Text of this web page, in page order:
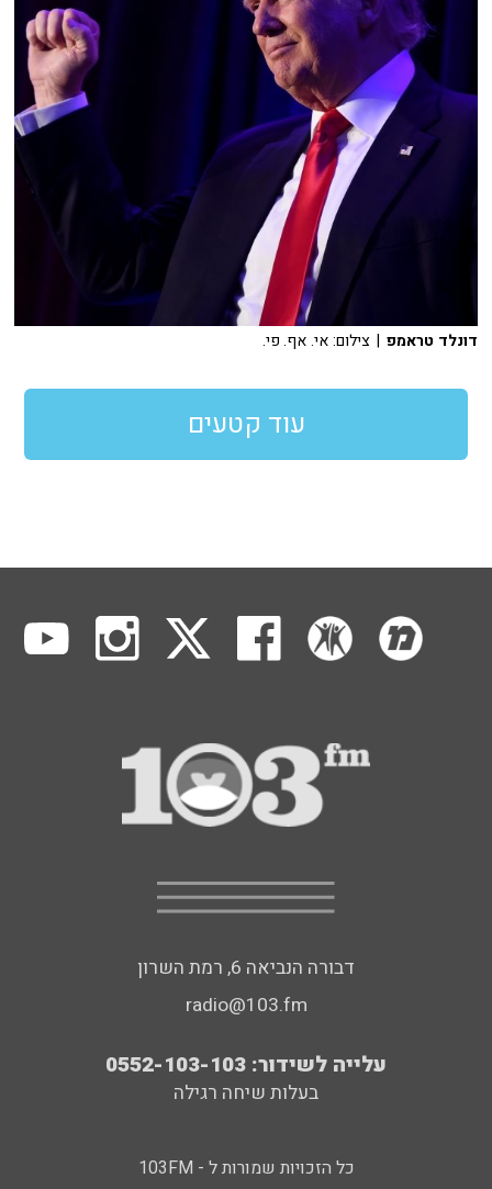
דונלד טראמפ | צילום: אי. אף. פי.
עוד קטעים
דבורה הנביאה 6, רמת השרון
radio@103.fm
עלייה לשידור: 0552-103-103
בעלות שיחה רגילה
כל הזכויות שמורות ל - 103FM